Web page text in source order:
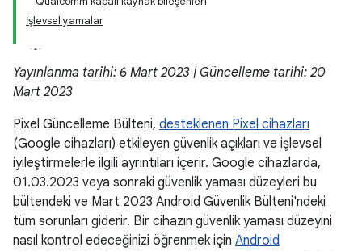
İşlevsel yamalar
Yayınlanma tarihi: 6 Mart 2023 | Güncelleme tarihi: 20
Mart 2023
Pixel Güncelleme Bülteni, desteklenen Pixel cihazları
(Google cihazları) etkileyen güvenlik açıkları ve işlevsel
iyileştirmelerle ilgili ayrıntıları içerir. Google cihazlarda,
01.03.2023 veya sonraki güvenlik yaması düzeyleri bu
bültendeki ve Mart 2023 Android Güvenlik Bülteni'ndeki
tüm sorunları giderir. Bir cihazın güvenlik yaması düzeyini
nasıl kontrol edeceğinizi öğrenmek için Android